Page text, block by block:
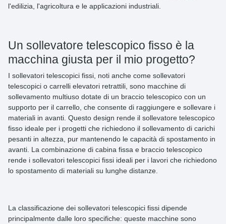
l'edilizia, l'agricoltura e le applicazioni industriali.
Un sollevatore telescopico fisso è la
macchina giusta per il mio progetto?
I sollevatori telescopici fissi , noti anche come sollevatori
telescopici o carrelli elevatori retrattili, sono macchine di
sollevamento multiuso dotate di un braccio telescopico con un
supporto per il carrello, che consente di raggiungere e sollevare i
materiali in avanti. Questo design rende il sollevatore telescopico
fisso ideale per i progetti che richiedono il sollevamento di carichi
pesanti in altezza, pur mantenendo le capacità di spostamento in
avanti. La combinazione di cabina fissa e braccio telescopico
rende i sollevatori telescopici fissi ideali per i lavori che richiedono
lo spostamento di materiali su lunghe distanze.
La classificazione dei sollevatori telescopici fissi dipende
principalmente dalle loro specifiche: queste macchine sono